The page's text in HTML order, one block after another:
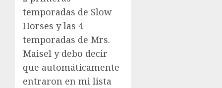
temporadas de Slow
Horses y las 4
temporadas de Mrs.
Maisel y debo decir
que automáticamente
entraron en mi lista